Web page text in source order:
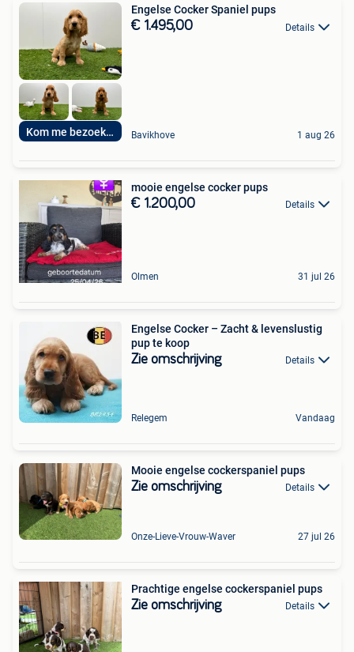
Kom me bezoeken
Engelse Cocker Spaniel pups
€ 1.495,00 Details
Bavikhove 1 aug 26
mooie engelse cocker pups
€ 1.200,00 Details
Olmen 31 jul 26
Engelse Cocker – Zacht & levenslustig
pup te koop
Zie omschrijving Details
Relegem Vandaag
Mooie engelse cockerspaniel pups
Zie omschrijving Details
Onze-Lieve-Vrouw-Waver 27 jul 26
Prachtige engelse cockerspaniel pups
Zie omschrijving Details